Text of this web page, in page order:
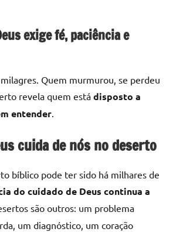
exige fé, paciência e
Quem murmurou, se perdeu
revela quem estádisposto a
entender.
cuida de nós no deserto
bíblico pode ter sido há milhares de
do cuidado de Deus continua a
são outros: um problema
um diagnóstico, um coração